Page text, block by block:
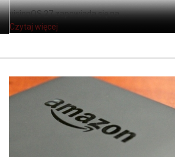
visionOS 27 zapowiada się na ...
Czytaj więcej